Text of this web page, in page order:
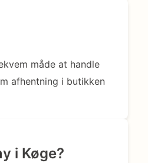
måde at handle
afhentning i butikken
i Køge?